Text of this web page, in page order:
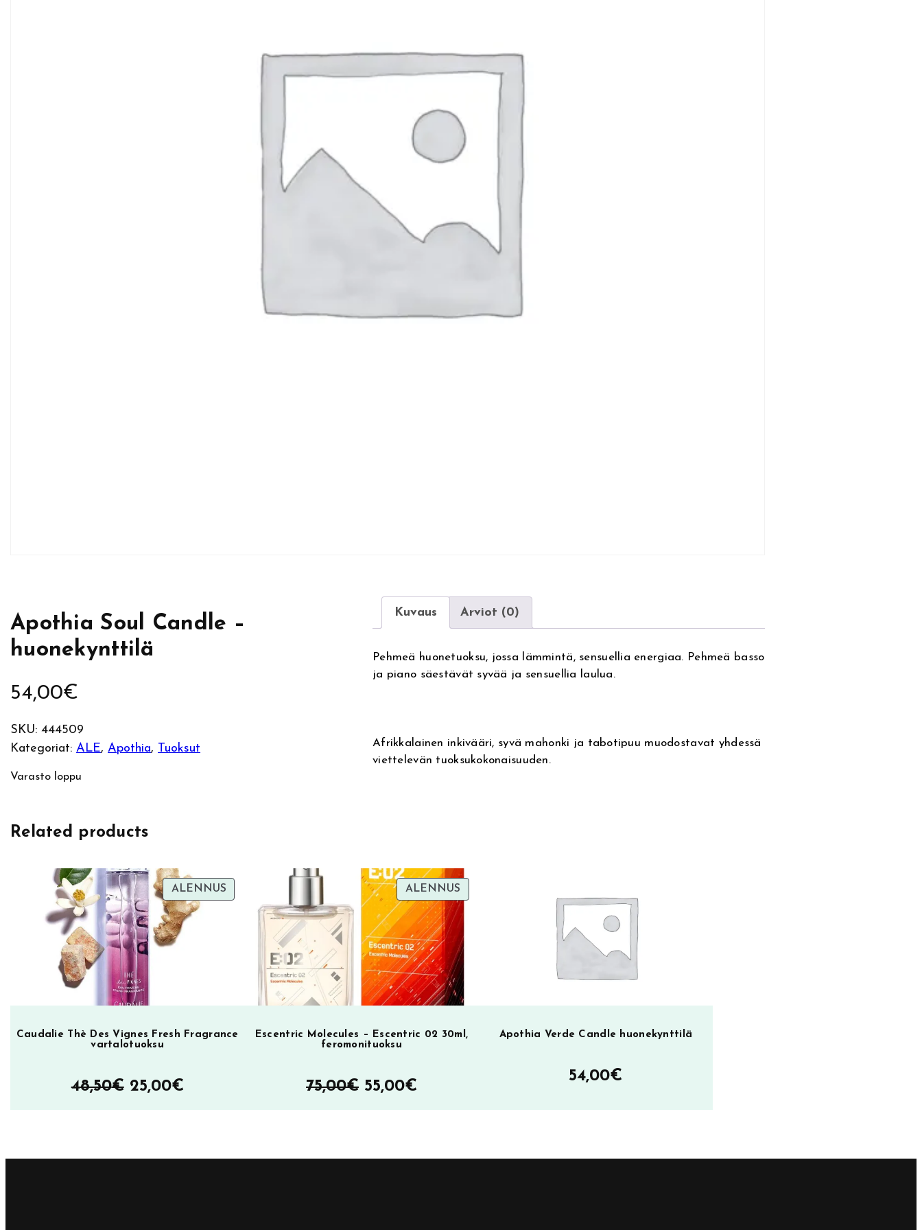
Apothia Soul Candle –
huonekynttilä
54,00€
SKU: 444509
Kategoriat:ALE, Apothia, Tuoksut
Varasto loppu
Kuvaus Arviot (0)
Pehmeä huonetuoksu, jossa lämmintä, sensuellia energiaa. Pehmeä basso
ja piano säestävät syvää ja sensuellia laulua.
Afrikkalainen inkivääri, syvä mahonki ja tabotipuu muodostavat yhdessä
viettelevän tuoksukokonaisuuden.
Related products
ALENNUSTUOTE
ALENNUKSESSA
Caudalie Thè Des Vignes Fresh Fragrance
vartalotuoksu
48,50€ Alkuperäinen
hinta
48,50€.
25,00€Nykyinen
hinta
25,00€.
ALENNUSTUOTE
ALENNUKSESSA
Escentric Molecules – Escentric 02 30ml,
feromonituoksu
75,00€ Alkuperäinen
hinta
75,00€.
55,00€
hinta
55,00€.
Apothia Verde Candle huonekynttilä
54,00€